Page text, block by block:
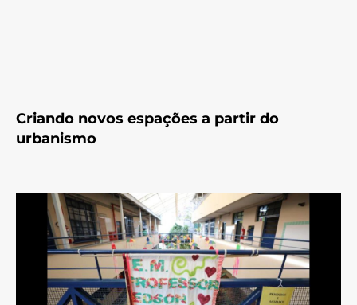
Criando novos espações a partir do
urbanismo